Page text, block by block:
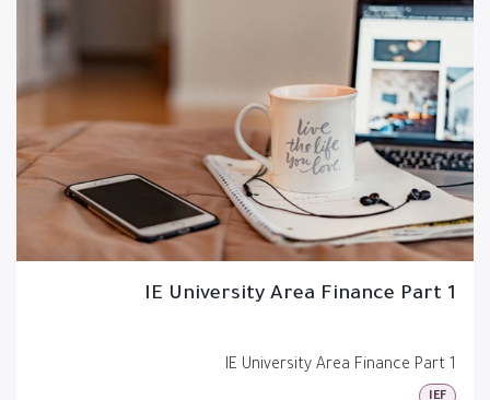
IE University Area Finance Part 1
IE University Area Finance Part 1
IEF